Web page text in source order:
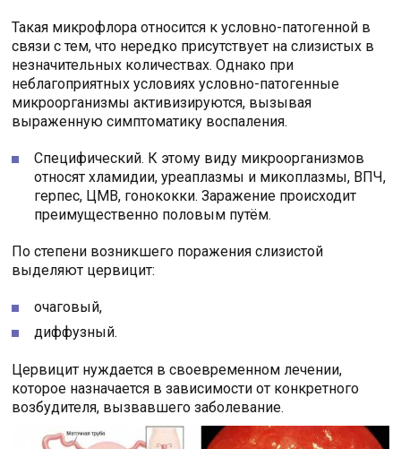
Такая микрофлора относится к условно-патогенной в
связи с тем, что нередко присутствует на слизистых в
незначительных количествах. Однако при
неблагоприятных условиях условно-патогенные
микроорганизмы активизируются, вызывая
выраженную симптоматику воспаления.
Специфический. К этому виду микроорганизмов
относят хламидии, уреаплазмы и микоплазмы, ВПЧ,
герпес, ЦМВ, гонококки. Заражение происходит
преимущественно половым путём.
По степени возникшего поражения слизистой
выделяют цервицит:
очаговый,
диффузный.
Цервицит нуждается в своевременном лечении,
которое назначается в зависимости от конкретного
возбудителя, вызвавшего заболевание.